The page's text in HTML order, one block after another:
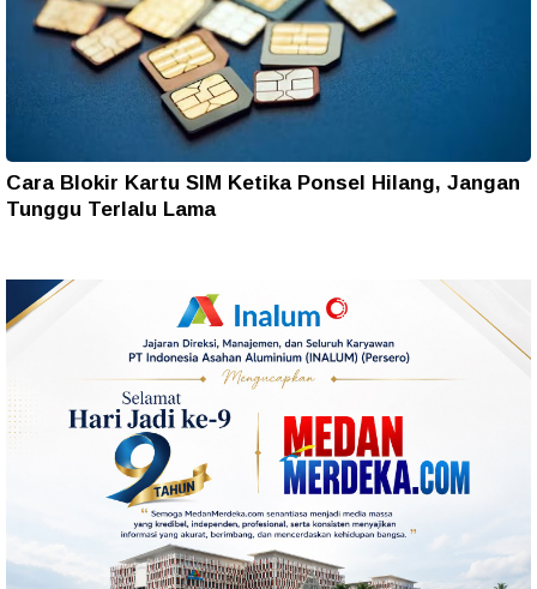
Cara Blokir Kartu SIM Ketika Ponsel Hilang, Jangan
Tunggu Terlalu Lama